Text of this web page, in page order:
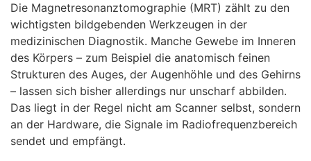
Die Magnetresonanztomographie (MRT) zählt zu den
wichtigsten bildgebenden Werkzeugen in der
medizinischen Diagnostik. Manche Gewebe im Inneren
des Körpers – zum Beispiel die anatomisch feinen
Strukturen des Auges, der Augenhöhle und des Gehirns
– lassen sich bisher allerdings nur unscharf abbilden.
Das liegt in der Regel nicht am Scanner selbst, sondern
an der Hardware, die Signale im Radiofrequenzbereich
sendet und empfängt.